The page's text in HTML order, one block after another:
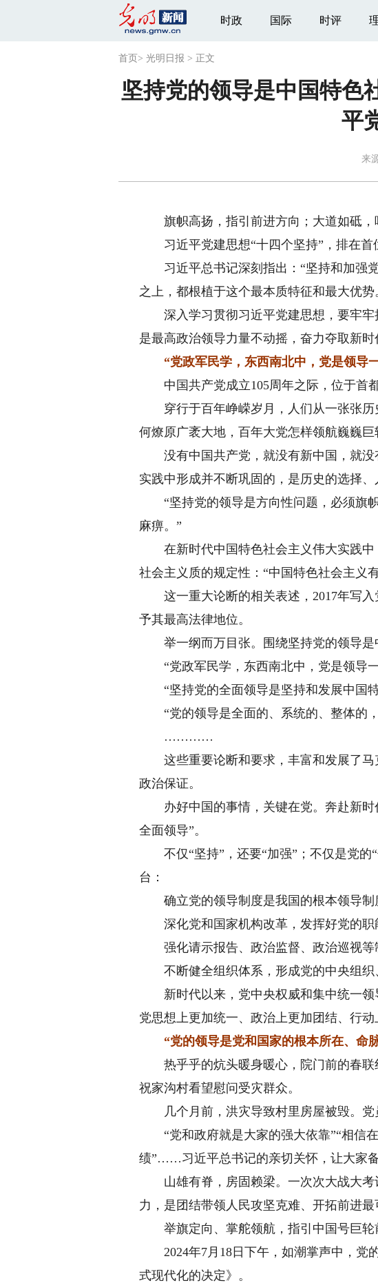
时政 国际 时评
首页 > 光明日报 > 正文
坚持党的领导是中国特
平
来
旗帜高扬，指引前进方向；大道如砥，
习近平党建思想“十四个坚持”，排在首
习近平总书记深刻指出：“坚持和加强党
之上，都根植于这个最本质特征和最大优势
深入学习贯彻习近平党建思想，要牢牢
是最高政治领导力量不动摇，奋力夺取新时
“党政军民学，东西南北中，党是领导
中国共产党成立105周年之际，位于首都
穿行于百年峥嵘岁月，人们从一张张历
何燎原广袤大地，百年大党怎样领航巍巍巨
没有中国共产党，就没有新中国，就没
实践中形成并不断巩固的，是历史的选择、
“坚持党的领导是方向性问题，必须旗帜
麻痹。”
在新时代中国特色社会主义伟大实践中
社会主义质的规定性：“中国特色社会主义
这一重大论断的相关表述，2017年写入
予其最高法律地位。
举一纲而万目张。围绕坚持党的领导是
“党政军民学，东西南北中，党是领导一
“坚持党的全面领导是坚持和发展中国特
“党的领导是全面的、系统的、整体的，
…………
这些重要论断和要求，丰富和发展了马
政治保证。
办好中国的事情，关键在党。奔赴新时
全面领导”。
不仅“坚持”，还要“加强”；不仅是党的“
台：
确立党的领导制度是我国的根本领导制
深化党和国家机构改革，发挥好党的职
强化请示报告、政治监督、政治巡视等
不断健全组织体系，形成党的中央组织
新时代以来，党中央权威和集中统一领
党思想上更加统一、政治上更加团结、行动
“党的领导是党和国家的根本所在、命
热乎乎的炕头暖身暖心，院门前的春联
祝家沟村看望慰问受灾群众。
几个月前，洪灾导致村里房屋被毁。党
“党和政府就是大家的强大依靠”“相信在
绩”……习近平总书记的亲切关怀，让大家备
山雄有脊，房固赖梁。一次次大战大考
力，是团结带领人民攻坚克难、开拓前进最
举旗定向、掌舵领航，指引中国号巨
2024年7月18日下午，如潮掌声中，党
式现代化的决定》。